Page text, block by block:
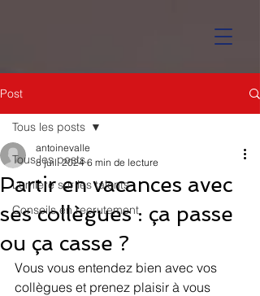
Post
Tous les posts
Lumière sur les talents
Conseils en recrutement
Tous les posts
Partir en vacances avec
ses collègues : ça passe
ou ça casse ?
antoinevalle
8 juil. 2024 6 min de lecture
Vous vous entendez bien avec vos
collègues et prenez plaisir à vous